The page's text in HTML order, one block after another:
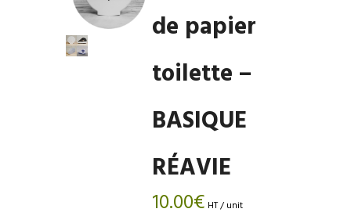
de papier
toilette –
BASIQUE
RÉAVIE
10.00€ HT / unit